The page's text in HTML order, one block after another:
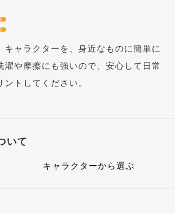
キャラクターを、身近なものに簡単に
濯や摩擦にも強いので、安心して日常
トしてください。
いて
キャラクターから選ぶ